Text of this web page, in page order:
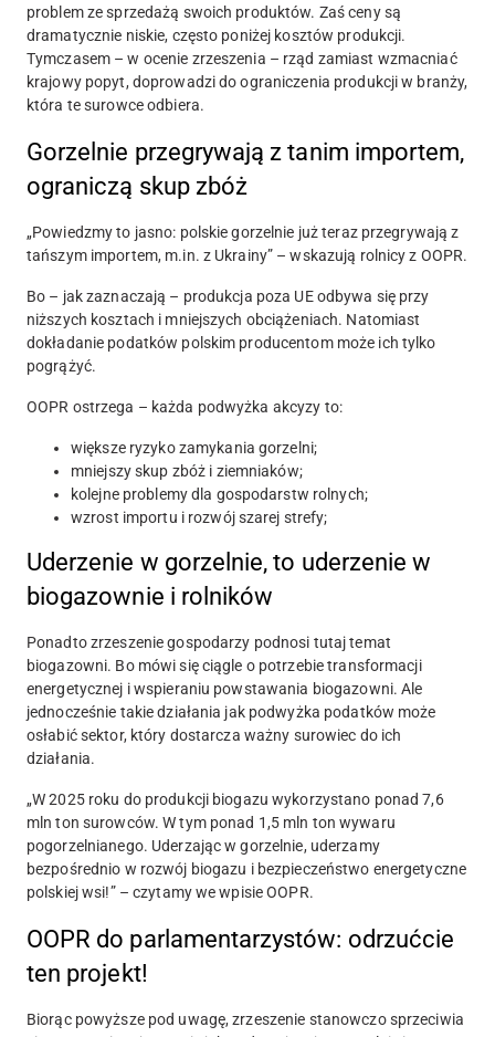
problem ze sprzedażą swoich produktów. Zaś ceny są
dramatycznie niskie, często poniżej kosztów produkcji.
Tymczasem – w ocenie zrzeszenia – rząd zamiast wzmacniać
krajowy popyt, doprowadzi do ograniczenia produkcji w branży,
która te surowce odbiera.
Gorzelnie przegrywają z tanim importem,
ograniczą skup zbóż
„Powiedzmy to jasno: polskie gorzelnie już teraz przegrywają z
tańszym importem, m.in. z Ukrainy” – wskazują rolnicy z OOPR.
Bo – jak zaznaczają – produkcja poza UE odbywa się przy
niższych kosztach i mniejszych obciążeniach. Natomiast
dokładanie podatków polskim producentom może ich tylko
pogrążyć.
OOPR ostrzega – każda podwyżka akcyzy to:
większe ryzyko zamykania gorzelni;
mniejszy skup zbóż i ziemniaków;
kolejne problemy dla gospodarstw rolnych;
wzrost importu i rozwój szarej strefy;
Uderzenie w gorzelnie, to uderzenie w
biogazownie i rolników
Ponadto zrzeszenie gospodarzy podnosi tutaj temat
biogazowni. Bo mówi się ciągle o potrzebie transformacji
energetycznej i wspieraniu powstawania biogazowni. Ale
jednocześnie takie działania jak podwyżka podatków może
osłabić sektor, który dostarcza ważny surowiec do ich
działania.
„W 2025 roku do produkcji biogazu wykorzystano ponad 7,6
mln ton surowców. W tym ponad 1,5 mln ton wywaru
pogorzelnianego. Uderzając w gorzelnie, uderzamy
bezpośrednio w rozwój biogazu i bezpieczeństwo energetyczne
polskiej wsi!” – czytamy we wpisie OOPR.
OOPR do parlamentarzystów: odrzućcie
ten projekt!
Biorąc powyższe pod uwagę, zrzeszenie stanowczo sprzeciwia